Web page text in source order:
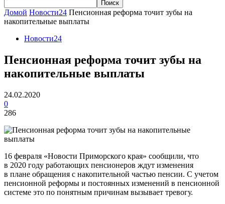
Домой Новости24 Пенсионная реформа точит зубы на
накопительные выплаты
Новости24
Пенсионная реформа точит зубы на
накопительные выплаты
24.02.2020
0
286
16 февраля «Новости Приморского края» сообщили, что
в 2020 году работающих пенсионеров ждут изменения
в плане обращения с накопительной частью пенсии. С учетом
пенсионной реформы и постоянных изменений в пенсионной
системе это по понятным причинам вызывает тревогу.